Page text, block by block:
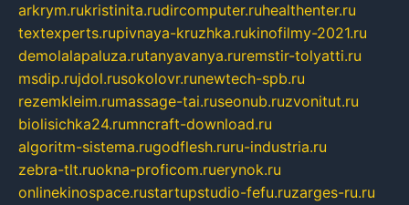
arkrym.rukristinita.rudircomputer.ruhealthenter.ru
textexperts.rupivnaya-kruzhka.rukinofilmy-2021.ru
demolalapaluza.rutanyavanya.ruremstir-tolyatti.ru
msdip.rujdol.rusokolovr.runewtech-spb.ru
rezemkleim.rumassage-tai.ruseonub.ruzvonitut.ru
biolisichka24.rumncraft-download.ru
algoritm-sistema.rugodflesh.ruru-industria.ru
zebra-tlt.ruokna-proficom.ruerynok.ru
onlinekinospace.rustartupstudio-fefu.ruzarges-ru.ru